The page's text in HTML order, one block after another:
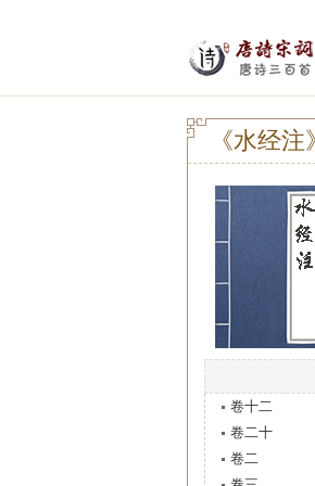
《水经注》
卷十二
卷二十
卷二